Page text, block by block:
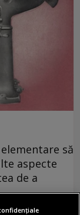
să
aspecte
de a